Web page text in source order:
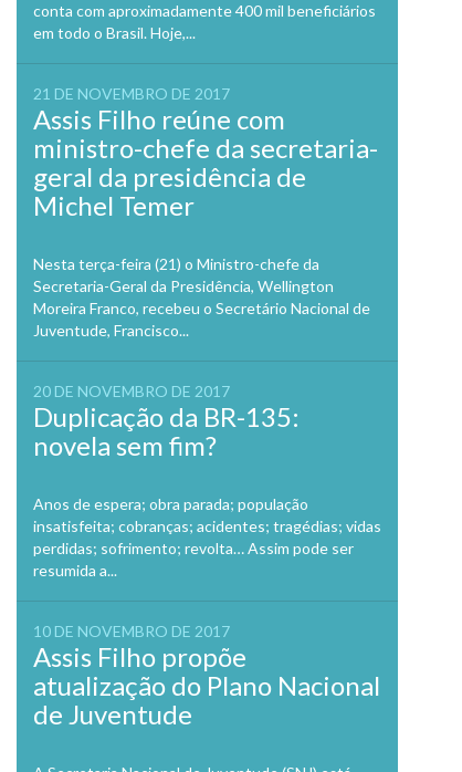
conta com aproximadamente 400 mil beneficiários
em todo o Brasil. Hoje,...
21 DE NOVEMBRO DE 2017
Assis Filho reúne com
ministro-chefe da secretaria-
geral da presidência de
Michel Temer
Nesta terça-feira (21) o Ministro-chefe da
Secretaria-Geral da Presidência, Wellington
Moreira Franco, recebeu o Secretário Nacional de
Juventude, Francisco...
20 DE NOVEMBRO DE 2017
Duplicação da BR-135:
novela sem fim?
Anos de espera; obra parada; população
insatisfeita; cobranças; acidentes; tragédias; vidas
perdidas; sofrimento; revolta… Assim pode ser
resumida a...
10 DE NOVEMBRO DE 2017
Assis Filho propõe
atualização do Plano Nacional
de Juventude